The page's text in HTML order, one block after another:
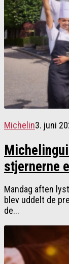
Michelin3. juni
stjernerne
Mandag aften
blev uddelt de
de...